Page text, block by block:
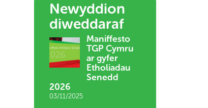
Newyddion
diweddaraf
Maniffesto
TGP Cymru
ar gyfer
Etholiadau
Senedd
2026
03/11/2025